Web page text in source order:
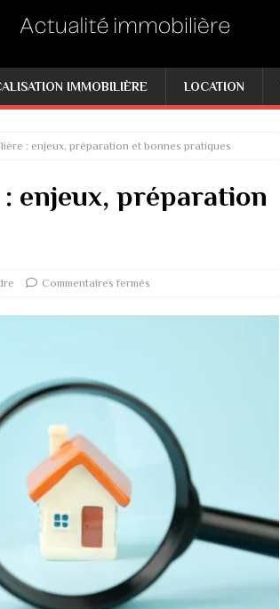
IMMOBILIÈRE LOCATION
: enjeux, préparation et bonnes pratiques
enjeux, préparation
Commentaires fermés